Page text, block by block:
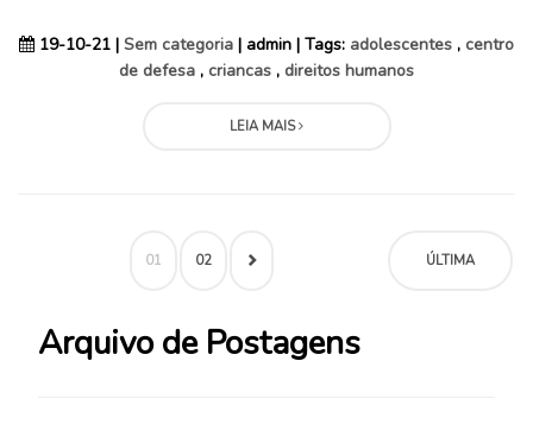
19-10-21 | Sem categoria | admin | Tags: adolescentes , centro
de defesa , criancas , direitos humanos
LEIA MAIS
01 02 ÚLTIMA
Arquivo de Postagens